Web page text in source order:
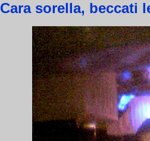
Cara sorella, beccati